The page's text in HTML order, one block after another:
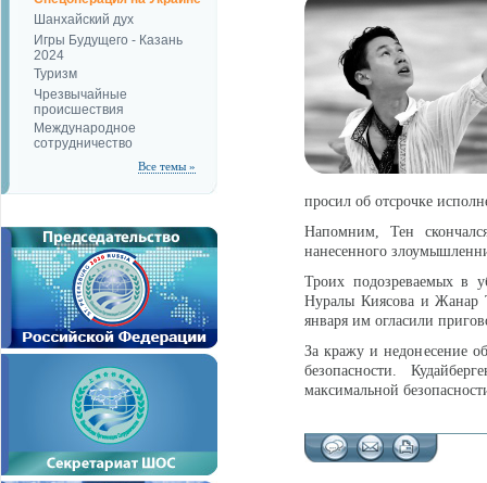
Шанхайский дух
Игры Будущего - Казань
2024
Туризм
Чрезвычайные
происшествия
Международное
сотрудничество
Все темы »
просил об отсрочке
Напомним, Тен
нанесенного
Троих подозреваемых в
Нуралы Киясова и Жанар
января им огласили
За кражу и недонесение
безопасности.
максимальной